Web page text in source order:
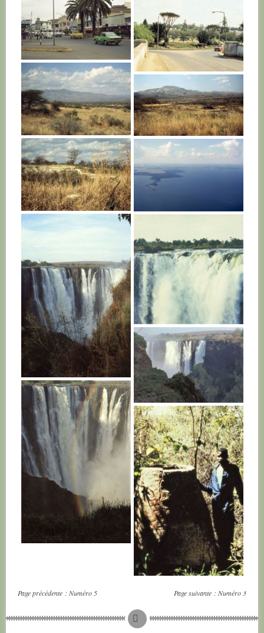
KENYA
KENYA
KENYA
KENYA
KENYA
ZAMBIE
ZAMBIE
ZAMBIE
Page précédente : Numéro 5 Page suivante : Numéro 3